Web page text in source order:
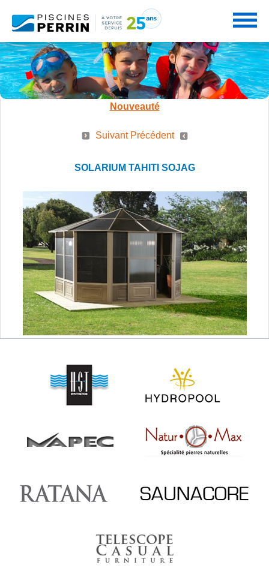
PRODUITS
PISCINES
SPAS
SAUNAS
SERVICES
NOS SERVICES
CONSEILS PERRIN
PROMOTIONS
PARTENAIRES
CONTACT
Nouveauté
Suivant Précédent
SOLARIUM TAHITI SOJAG